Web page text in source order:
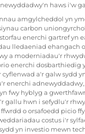
haws i'w
amgylcheddol yn
carbon
enerchi gartref yn
lledaeniad ehangach
a moderniadau'r
enerchi dosbarthiedig
a'r galw sydd
enerchi
fwy hyblyg a
gallu hwn i sefydlu'r
o orsafoedd picio
costus i'r
yn investio mewn